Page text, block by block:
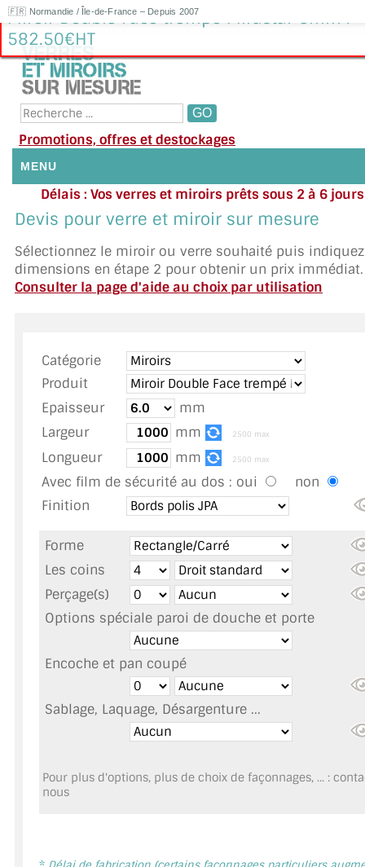
🇫🇷 Normandie / Île-de-France – Depuis 2007
Miroir Double Face trempé Mirastar 6mm :
582.50€HT
Promotions, offres et destockages
MENU
NOUS CONTACTER
DEMANDE DE DEVIS
TOUS LES TARIFS AU M2
GUIDE : CHOIX PAR UTILISATION
INSPIRATIONS ET NOUVEAUTÉS
AMBIANCE LAITON BROSSÉ
MIROIR SUR MESURE
MIROIR VIEILLI
MIROIR DÉCORATIF DE COULEUR
LOTS DE MIROIRS EN MOZAÏQUE
MIROIR POUR PORTE
MIROIR DE SALLE DE BAIN
MIROIR PAROI DE DOUCHE
Délais : Vos verres et miroirs prêts sous 2 à 6
moyenne
Besoin
Appelez ou envoyez un SMS au 06 79 92
Devis pour verre et miroir sur mesure
Sélectionnez le miroir ou verre souhaité puis
dimensions en étape 2 pour obtenir un prix immédiat.
Consulter la page d'aide au choix par utilisation
Catégorie
Produit
Epaisseur
mm
Largeur
mm 2500 max
Longueur mm 2500 max
Avec film de sécurité au dos : oui
non
Finition
Forme
Les coins
Perçage(s)
Options spéciale paroi de douche et porte
Encoche et pan coupé
Sablage, Laquage, Désargenture ...
Pour plus d'options, plus de choix de façonnages, ... :
nous